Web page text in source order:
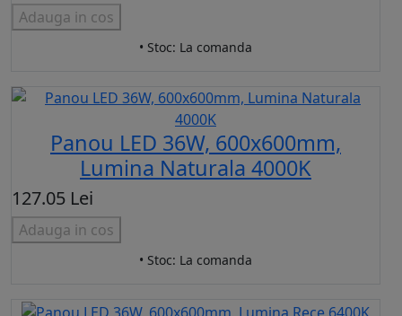
Adauga in cos
• Stoc: La comanda
Panou LED 36W, 600x600mm,
Lumina Naturala 4000K
127.05 Lei
Adauga in cos
• Stoc: La comanda